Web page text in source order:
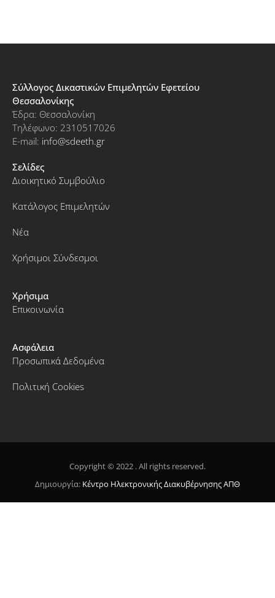
Σύλλογος Δικαστικών Επιμελητών Εφετείου
Θεσσαλονίκης
Έδρα: Θεσσαλονίκη
Τηλέφωνο: 2310517026
E-mail: info@sdeeth.gr
Σελίδες
Διοικητικό Συμβούλιο
Κατάλογος Επιμελητών
Νέα
Χρήσιμοι Σύνδεσμοι
Χρήσιμα
Επικοινωνία
Ασφάλεια
Προσωπικά Δεδομένα
Πολιτική Cookies
Copyright © 2022 . All rights reserved.
Δημιουργία: Κέντρο Ηλεκτρονικής Διακυβέρνησης ΑΠΘ